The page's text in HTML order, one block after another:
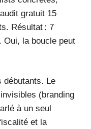
gratuit 15
Résultat : 7
Oui, la boucle peut
débutants. Le
(branding
à un seul
et la